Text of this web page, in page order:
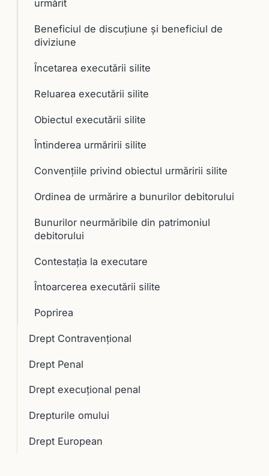
urmărit
Beneficiul de discuţiune şi beneficiul de
diviziune
Încetarea executării silite
Reluarea executării silite
Obiectul executării silite
Întinderea urmăririi silite
Convenţiile privind obiectul urmăririi silite
Ordinea de urmărire a bunurilor debitorului
Bunurilor neurmăribile din patrimoniul
debitorului
Contestaţia la executare
Întoarcerea executării silite
Poprirea
Drept Contravențional
Drept Penal
Drept execuţional penal
Drepturile omului
Drept European